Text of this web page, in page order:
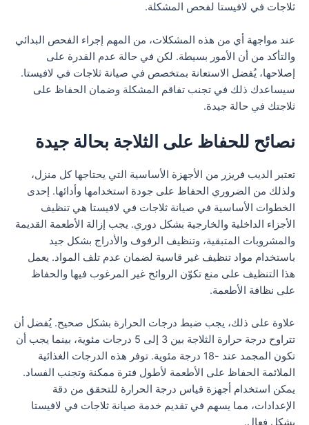
ثلاجات في لافيستا لفحص المشكلة.
عند مواجهة أي من هذه المشكلات، من المهم إجراء الفحص البدائي
والتأكد من أن الأمور بسيطة. لكن في حالة عدم القدرة على
إصلاحها، يُفضل الاستعانة بمتخصص في صيانة ثلاجات في لافيستا.
سيساعدك ذلك في تجنب تفاقم المشكلة وضمان الحفاظ على
ثلاجتك في حالة جيدة.
نصائح للحفاظ على الثلاجة بحالة جيدة
تعتبر الديب فريزر من الأجهزة الأساسية التي يحتاجها كل منزل،
ولذلك من الضروري الحفاظ على جودة استخدامها وأدائها. إحدى
الخطوات الأساسية في صيانة ثلاجات في لافيستا هي تنظيف
الأجزاء الداخلية والخارجية بشكل دوري. يجب إزالة الأطعمة القديمة
والمشروبات المتبقية، وتنظيف الرفوف والأدراج بشكل جيد
باستخدام مواد تنظيف غير قاسية لضمان عدم تلف المواد. يعمل
هذا التنظيف على منع تكوّن الروائح غير المرغوب فيها والحفاظ
على نظافة الأطعمة.
علاوة على ذلك، يجب ضبط درجات الحرارة بشكل صحيح. يُفضل أن
تتراوح درجة حرارة الثلاجة بين 3 إلى 5 درجات مئوية، بينما يجب أن
تكون المجمد عند -18 درجة مئوية. توفر هذه الدرجات الغذائية
الملائمة الحفاظ على الأطعمة لأطول فترة ممكنة وتجنب الفساد.
يمكن استخدام أجهزة قياس درجة الحرارة للتحقق من دقة
الإعدادات، مما يسهم في تقديم خدمة صيانة ثلاجات في لافيستا
بشكل فعال.